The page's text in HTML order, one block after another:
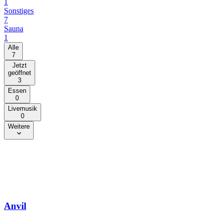
1
Sonstiges
7
Sauna
1
Alle
7
Jetzt
geöffnet
3
Essen
0
Livemusik
0
Weitere
Anvil